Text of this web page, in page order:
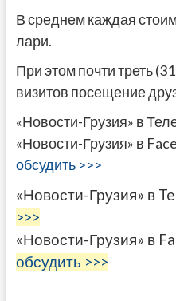
В среднем каждая
лари.
При этом почти треть
визитов посещение
«Новости-Грузия» в
«Новости-Грузия» в
обсудить >>>
«Новости-Грузия» в
>>>
«Новости-Грузия» в
обсудить >>>